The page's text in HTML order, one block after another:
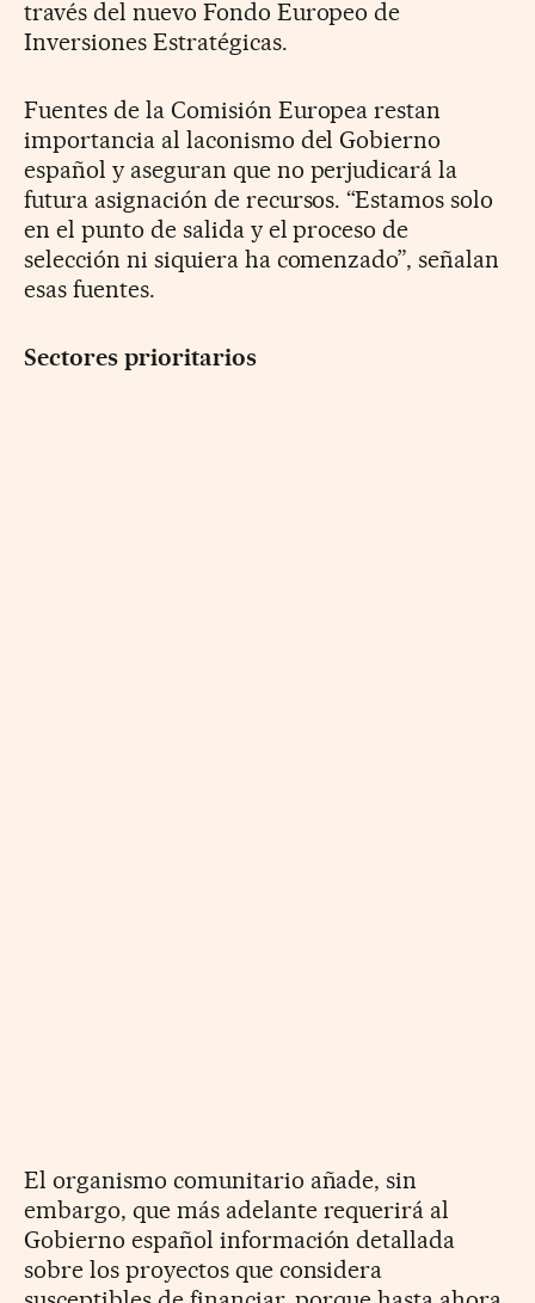
través del nuevo Fondo Europeo de
Inversiones Estratégicas.
Fuentes de la Comisión Europea restan
importancia al laconismo del Gobierno
español y aseguran que no perjudicará la
futura asignación de recursos. “Estamos solo
en el punto de salida y el proceso de
selección ni siquiera ha comenzado”, señalan
esas fuentes.
Sectores prioritarios
El organismo comunitario añade, sin
embargo, que más adelante requerirá al
Gobierno español información detallada
sobre los proyectos que considera